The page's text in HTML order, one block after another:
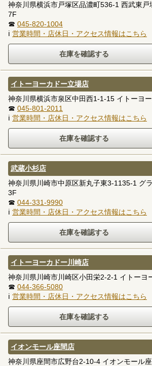
神奈川県横浜市戸塚区品濃町536-1 西武東戸
7F
☎ 045-820-1004
ℹ 営業時間・店休日・アクセス情報はこちら
イトーヨーカドー立場店
神奈川県横浜市泉区中田西1-1-15 イトーヨ
☎ 045-801-2011
ℹ 営業時間・店休日・アクセス情報はこちら
武蔵小杉店
神奈川県川崎市中原区新丸子東3-1135-1 グ
3F
☎ 044-331-9990
ℹ 営業時間・店休日・アクセス情報はこちら
イトーヨーカドー川崎店
神奈川県川崎市川崎区小田栄2-2-1 イトーヨ
☎ 044-366-5080
ℹ 営業時間・店休日・アクセス情報はこちら
イオンモール座間店
神奈川県座間市広野台2-10-4 イオンモール